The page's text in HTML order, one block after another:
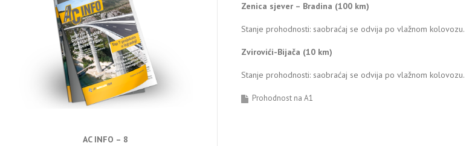
Zenica sjever – Bradina (100 km)
Stanje prohodnosti: saobraćaj se odvija po vlažnom kolovozu.
Zvirovići-Bijača (10 km)
Stanje prohodnosti: saobraćaj se odvija po vlažnom kolovozu.
Prohodnost na A1
AC INFO – 8